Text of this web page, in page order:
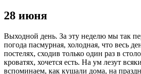
28 июня
Выходной день. За эту неделю мы так
погода пасмурная, холодная, что весь
постелях, сходив только один раз в
кроватях, хочется есть. На ум лезут
вспоминаем, как кушали дома, на